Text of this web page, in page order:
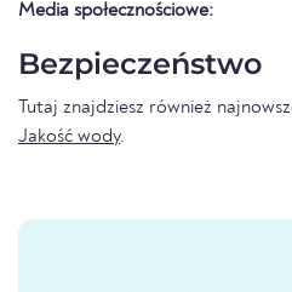
Media społecznościowe:
Bezpieczeństwo
Tutaj znajdziesz również
Jakość wody.